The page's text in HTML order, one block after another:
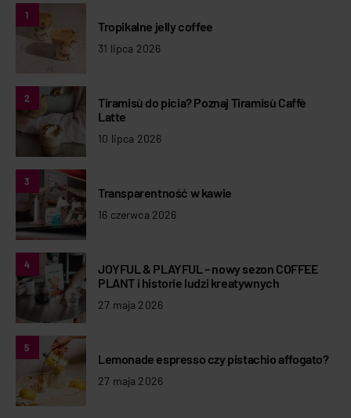
1
Tropikalne jelly coffee
31 lipca 2026
2
Tiramisù do picia? Poznaj Tiramisù Caffè
Latte
10 lipca 2026
3
Transparentność w kawie
16 czerwca 2026
4
JOYFUL & PLAYFUL – nowy sezon COFFEE
PLANT i historie ludzi kreatywnych
27 maja 2026
5
Lemonade espresso czy pistachio affogato?
27 maja 2026